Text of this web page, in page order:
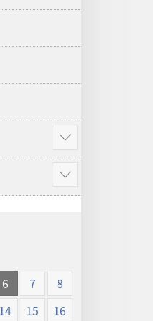
多
顯
示
更
多
顯
示
6 7
8
14 15
16